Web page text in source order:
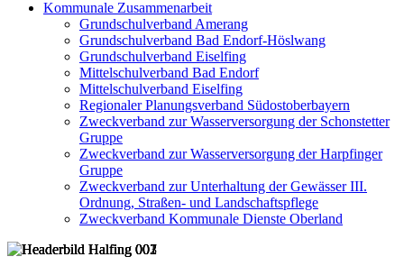
Kommunale Zusammenarbeit
Grundschulverband Amerang
Grundschulverband Bad Endorf-Höslwang
Grundschulverband Eiselfing
Mittelschulverband Bad Endorf
Mittelschulverband Eiselfing
Regionaler Planungsverband Südostoberbayern
Zweckverband zur Wasserversorgung der Schonstetter
Gruppe
Zweckverband zur Wasserversorgung der Harpfinger
Gruppe
Zweckverband zur Unterhaltung der Gewässer III.
Ordnung, Straßen- und Landschaftspflege
Zweckverband Kommunale Dienste Oberland